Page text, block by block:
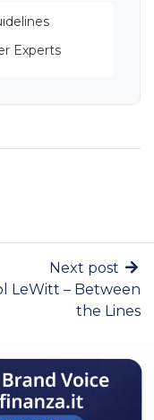
Experts
Next post
LeWitt – Between
the Lines